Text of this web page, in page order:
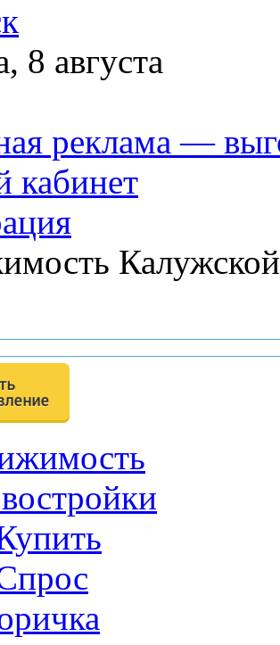
8 августа
реклама —
кабинет